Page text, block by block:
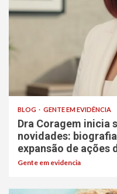
BLOG GENTE EM EVIDÊNCIA
Dra Coragem inicia
novidades:
expansão de ações
Gente em evidencia